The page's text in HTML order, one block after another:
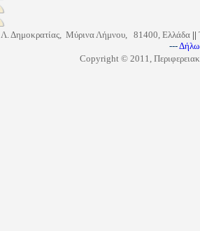
Λ. Δημοκρατίας, Μύρινα Λήμνου, 81400, Ελλάδα ||
---
Copyright © 2011,